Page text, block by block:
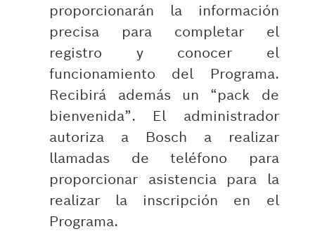
proporcionarán la información
precisa para completar el
registro y conocer el
funcionamiento del Programa.
Recibirá además un “pack de
bienvenida”. El administrador
autoriza a Bosch a realizar
llamadas de teléfono para
proporcionar asistencia para la
realizar la inscripción en el
Programa.